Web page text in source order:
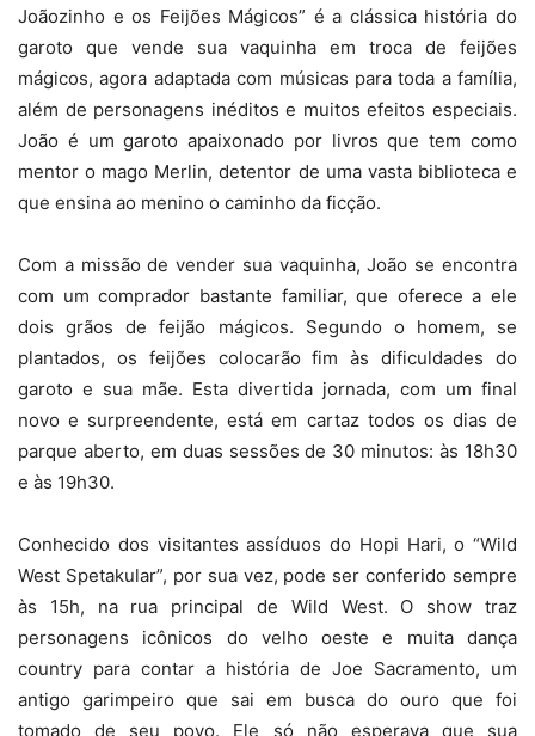
Joãozinho e os Feijões Mágicos” é a clássica história do
garoto que vende sua vaquinha em troca de feijões
mágicos, agora adaptada com músicas para toda a família,
além de personagens inéditos e muitos efeitos especiais.
João é um garoto apaixonado por livros que tem como
mentor o mago Merlin, detentor de uma vasta biblioteca e
que ensina ao menino o caminho da ficção.
Com a missão de vender sua vaquinha, João se encontra
com um comprador bastante familiar, que oferece a ele
dois grãos de feijão mágicos. Segundo o homem, se
plantados, os feijões colocarão fim às dificuldades do
garoto e sua mãe. Esta divertida jornada, com um final
novo e surpreendente, está em cartaz todos os dias de
parque aberto, em duas sessões de 30 minutos: às 18h30
e às 19h30.
Conhecido dos visitantes assíduos do Hopi Hari, o “Wild
West Spetakular”, por sua vez, pode ser conferido sempre
às 15h, na rua principal de Wild West. O show traz
personagens icônicos do velho oeste e muita dança
country para contar a história de Joe Sacramento, um
antigo garimpeiro que sai em busca do ouro que foi
tomado de seu povo. Ele só não esperava que sua